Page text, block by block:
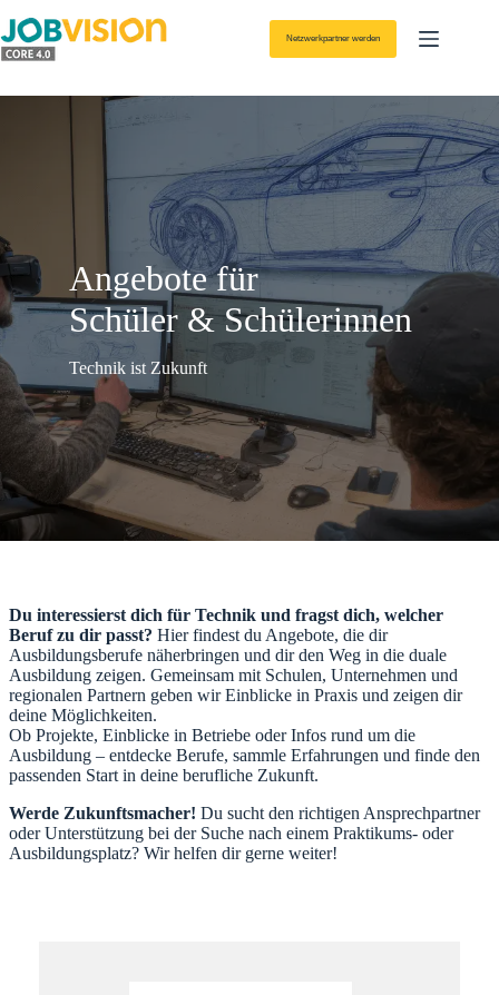
Inhalt
springen
Netzwerkpartner werden
Angebote für
Schüler & Schülerinnen
Technik ist Zukunft
Du interessierst dich für Technik und fragst dich, welcher
Beruf zu dir passt? Hier findest du Angebote, die dir
Ausbildungsberufe näherbringen und dir den Weg in die duale
Ausbildung zeigen. Gemeinsam mit Schulen, Unternehmen und
regionalen Partnern geben wir Einblicke in Praxis und zeigen dir
deine Möglichkeiten.
Ob Projekte, Einblicke in Betriebe oder Infos rund um die
Ausbildung – entdecke Berufe, sammle Erfahrungen und finde den
passenden Start in deine berufliche Zukunft.
Werde Zukunftsmacher! Du sucht den richtigen Ansprechpartner
oder Unterstützung bei der Suche nach einem Praktikums- oder
Ausbildungsplatz? Wir helfen dir gerne weiter!